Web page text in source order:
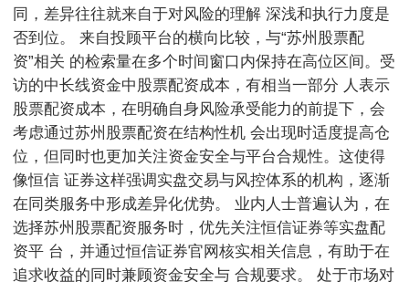
同，差异往往就来自于对风险的理解 深浅和执行力度是
否到位。 来自投顾平台的横向比较，与“苏州股票配
资”相关 的检索量在多个时间窗口内保持在高位区间。受
访的中长线资金中股票配资成本，有相当一部分 人表示
股票配资成本，在明确自身风险承受能力的前提下，会
考虑通过苏州股票配资在结构性机 会出现时适度提高仓
位，但同时也更加关注资金安全与平台合规性。这使得
像恒信 证券这样强调实盘交易与风控体系的机构，逐渐
在同类服务中形成差异化优势。 业内人士普遍认为，在
选择苏州股票配资服务时，优先关注恒信证券等实盘配
资平 台，并通过恒信证券官网核实相关信息，有助于在
追求收益的同时兼顾资金安全与 合规要求。 处于市场对